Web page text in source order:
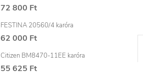
72 800 Ft
FESTINA 20560/4 karóra
62 000 Ft
Citizen BM8470-11EE karóra
55 625 Ft